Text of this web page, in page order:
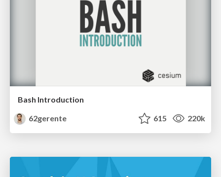
Bash Introduction
62gerente
615 220k